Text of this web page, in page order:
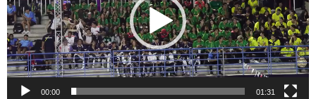
r
o
d
u
00:00 01:31